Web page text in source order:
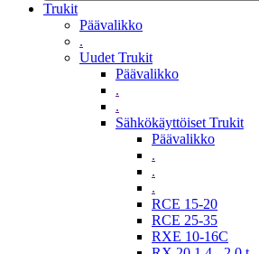
Trukit
Päävalikko
.
Uudet Trukit
Päävalikko
.
.
Sähkökäyttöiset Trukit
Päävalikko
.
.
.
RCE 15-20
RCE 25-35
RXE 10-16C